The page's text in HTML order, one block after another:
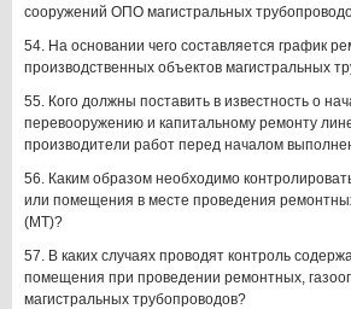
сооружений ОПО магистральных
54. На основании чего составляется график
производственных объектов магистральных
55. Кого должны поставить в известность о
перевооружению и капитальному ремонту
производители работ перед началом
56. Каким образом необходимо
или помещения в месте проведения
(МТ)?
57. В каких случаях проводят контроль
помещения при проведении ремонтных,
магистральных трубопроводов?